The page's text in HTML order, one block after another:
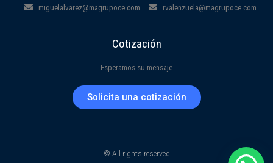
miguelalvarez@magrupoce.com
rvalenzuela@magrupoce.com
Cotización
Esperamos su mensaje
Solicita una cotización
© All rights reserved